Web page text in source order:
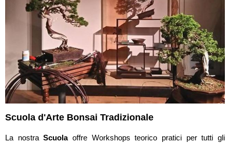
Scuola d'Arte Bonsai Tradizionale
La nostraScuolaoffre Workshops teorico pratici per tutti gli